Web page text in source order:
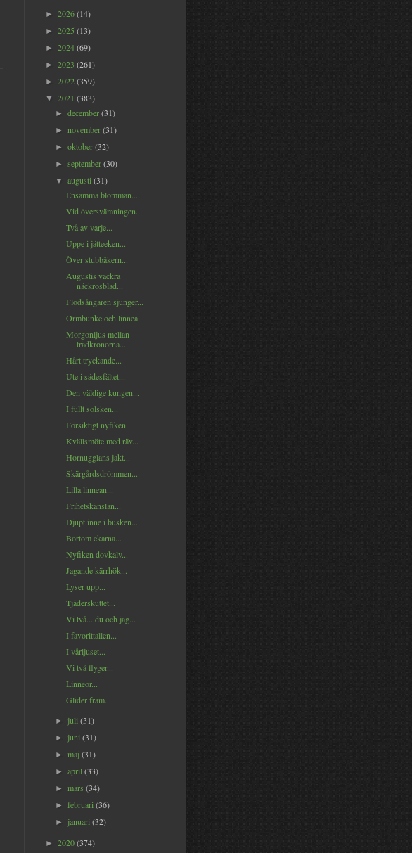
► 2026(14)
► 2025 (13)
► 2024(69)
► 2023 (261)
► 2022(359)
▼ 2021 (383)
►december(31)
►november(31)
►oktober(32)
►september(30)
▼augusti(31)
Ensamma blomman...
Vid översvämningen...
Två av varje...
Uppe i jätteeken...
Över stubbåkern...
Augustis vackra
näckrosblad...
Flodsångaren sjunger...
Ormbunke och linnea...
Morgonljus mellan
trädkronorna...
Hårt tryckande...
Ute i sädesfältet...
Den väldige kungen...
I fullt solsken...
Försiktigt nyfiken...
Kvällsmöte med räv...
Hornugglans jakt...
Skärgårdsdrömmen...
Lilla linnean...
Frihetskänslan...
Djupt inne i busken...
Bortom ekarna...
Nyfiken dovkalv...
Jagande kärrhök...
Lyser upp...
Tjäderskuttet...
Vi två... du och jag...
I favorittallen...
I vårljuset...
Vi två flyger...
Linneor...
Glider fram...
► juli(31)
► juni(31)
►maj(31)
►april(33)
►mars(34)
►februari(36)
► januari(32)
► 2020(374)